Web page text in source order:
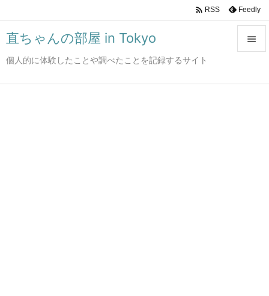
直ちゃんの部屋 in Tokyo
個人的に体験したことや調べたことを記録するサイト

 RSS Feedly